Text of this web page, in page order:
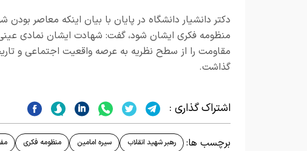
دکتر دانشیار دانشگاه در پایان با بیان اینکه معاصر
منظومه فکری ایشان شود، گفت: شهادت ایشان نمادی عینی
مقاومت را از سطح نظریه به عرصه واقعیت اجتماعی و
گذاشت.
اشتراک گذاری :
برچسب ها: رهبر شهید انقلاب سیره امامین منظومه فکری